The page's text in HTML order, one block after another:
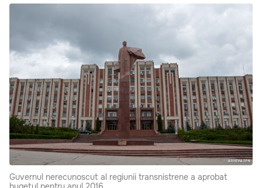
Guvernul nerecunoscut al regiunii transnistrene a aprobat